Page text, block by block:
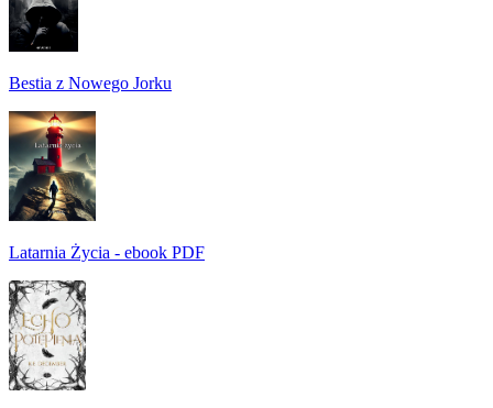
Bestia z Nowego Jorku
Latarnia Życia - ebook PDF